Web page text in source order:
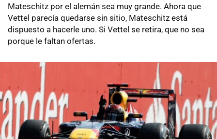
Mateschitz por el alemán sea muy grande. Ahora que
Vettel parecía quedarse sin sitio, Mateschitz está
dispuesto a hacerle uno. Si Vettel se retira, que no sea
porque le faltan ofertas.